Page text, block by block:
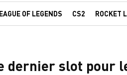
OF LEGENDS CS2 ROCKET
dernier slot pour